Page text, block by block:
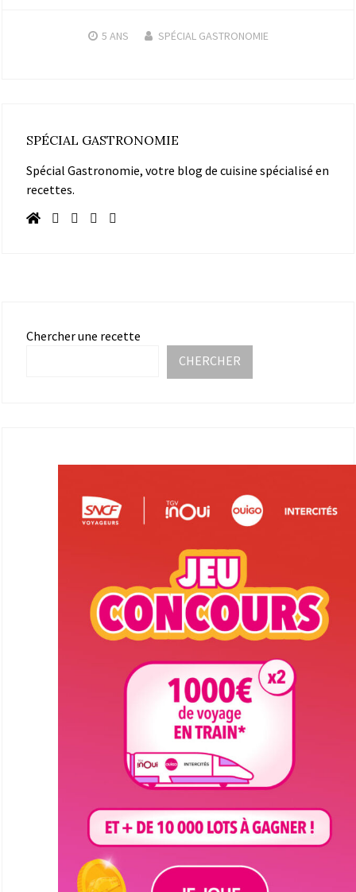
5 ANS SPÉCIAL GASTRONOMIE
SPÉCIAL GASTRONOMIE
Spécial Gastronomie, votre blog de cuisine spécialisé en
recettes.
Chercher une recette
CHERCHER